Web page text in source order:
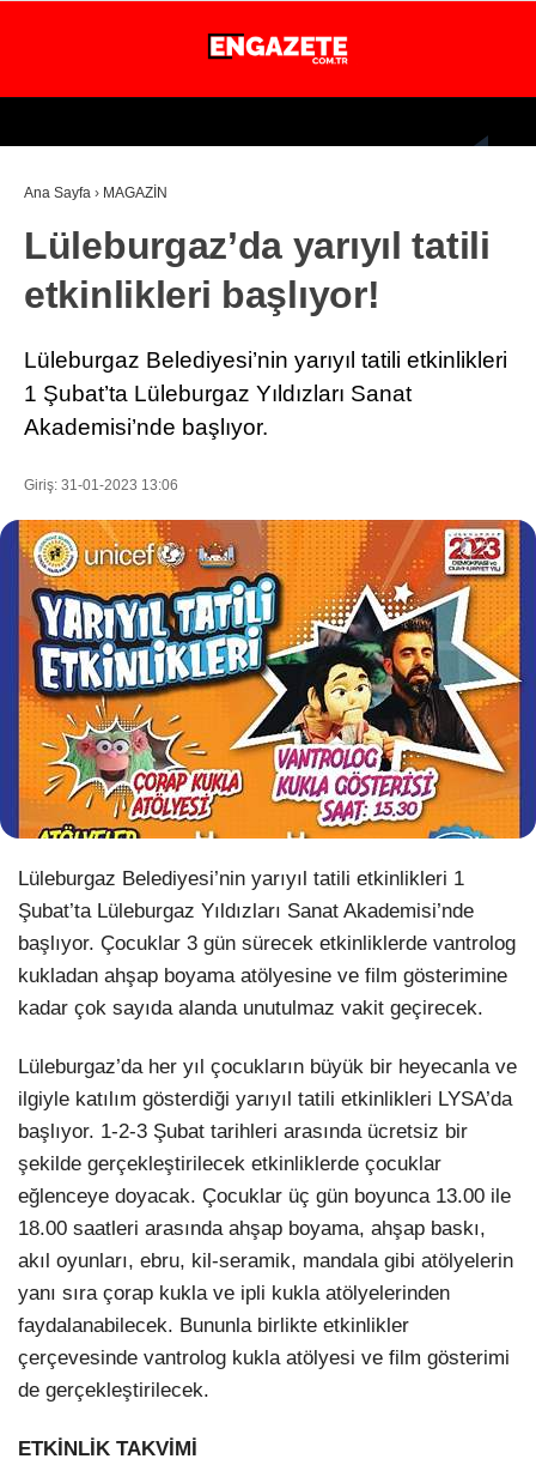
WhatsApp İhbar Hattı
Facebook
Youtube
Pinterest
Dribbble
LinkedIn
26.2
İSTANBUL
GÜNDEM
EKONOMİ
DÜNYA
SPOR
SAĞLIK
TEKNOLOJİ
EĞİTİM
Ana Sayfa › MAGAZİN
Lüleburgaz’da yarıyıl tatili
etkinlikleri başlıyor!
Lüleburgaz Belediyesi’nin yarıyıl tatili etkinlikleri
1 Şubat’ta Lüleburgaz Yıldızları Sanat
Akademisi’nde başlıyor.
Giriş: 31-01-2023 13:06
Lüleburgaz Belediyesi’nin yarıyıl tatili etkinlikleri 1
Şubat’ta Lüleburgaz Yıldızları Sanat Akademisi’nde
başlıyor. Çocuklar 3 gün sürecek etkinliklerde vantrolog
kukladan ahşap boyama atölyesine ve film gösterimine
kadar çok sayıda alanda unutulmaz vakit geçirecek.
Lüleburgaz’da her yıl çocukların büyük bir heyecanla ve
ilgiyle katılım gösterdiği yarıyıl tatili etkinlikleri LYSA’da
başlıyor. 1-2-3 Şubat tarihleri arasında ücretsiz bir
şekilde gerçekleştirilecek etkinliklerde çocuklar
eğlenceye doyacak. Çocuklar üç gün boyunca 13.00 ile
18.00 saatleri arasında ahşap boyama, ahşap baskı,
akıl oyunları, ebru, kil-seramik, mandala gibi atölyelerin
yanı sıra çorap kukla ve ipli kukla atölyelerinden
faydalanabilecek. Bununla birlikte etkinlikler
çerçevesinde vantrolog kukla atölyesi ve film gösterimi
de gerçekleştirilecek.
ETKİNLİK TAKVİMİ